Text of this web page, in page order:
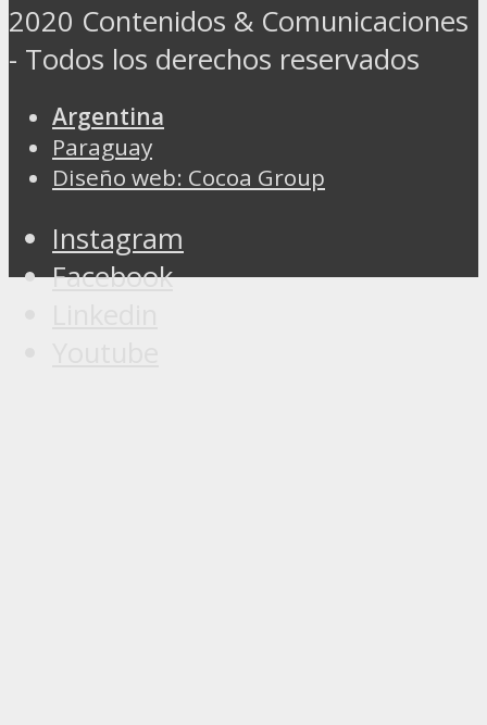
2020 Contenidos & Comunicaciones
- Todos los derechos reservados
Argentina
Paraguay
Diseño web: Cocoa Group
Instagram
Facebook